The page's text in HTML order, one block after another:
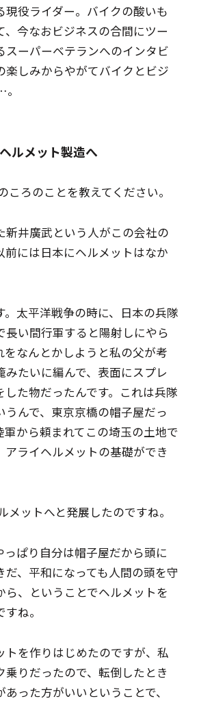
現役ライダー。バイクの酸いも
、今なおビジネスの合間にツー
スーパーベテランへのインタビ
楽しみからやがてバイクとビジ
ルメット製造へ
ろのことを教えてください。
新井廣武という人がこの会社の
前には日本にヘルメットはなか
。太平洋戦争の時に、日本の兵隊
長い間行軍すると陽射しにやら
をなんとかしようと私の父が考
みたいに編んで、表面にスプレ
した物だったんです。これは兵隊
うんで、東京京橋の帽子屋だっ
軍から頼まれてこの埼玉の土地で
アライヘルメットの基礎ができ
ットへと発展したのですね。
っぱり自分は帽子屋だから頭に
だ、平和になっても人間の頭を守
ら、ということでヘルメットを
ね。
トを作りはじめたのですが、私
乗りだったので、転倒したとき
った方がいいということで、